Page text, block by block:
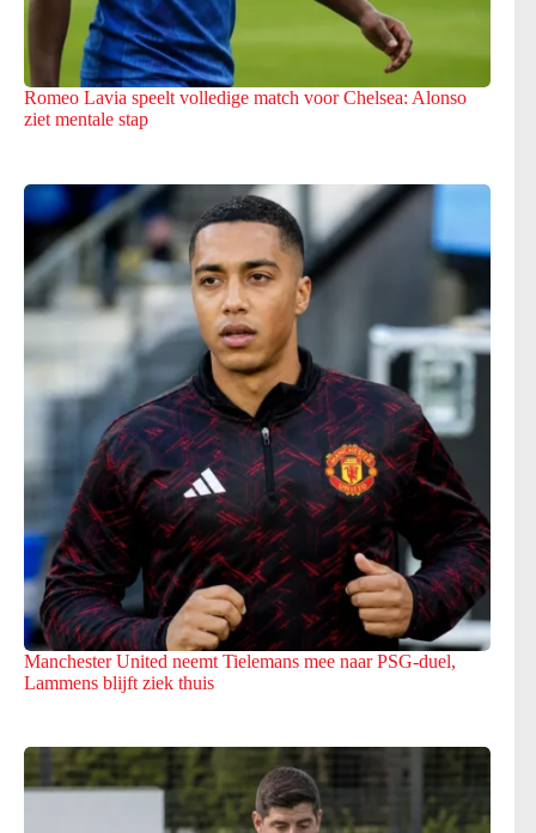
Romeo Lavia speelt volledige match voor Chelsea: Alonso
ziet mentale stap
Manchester United neemt Tielemans mee naar PSG-duel,
Lammens blijft ziek thuis